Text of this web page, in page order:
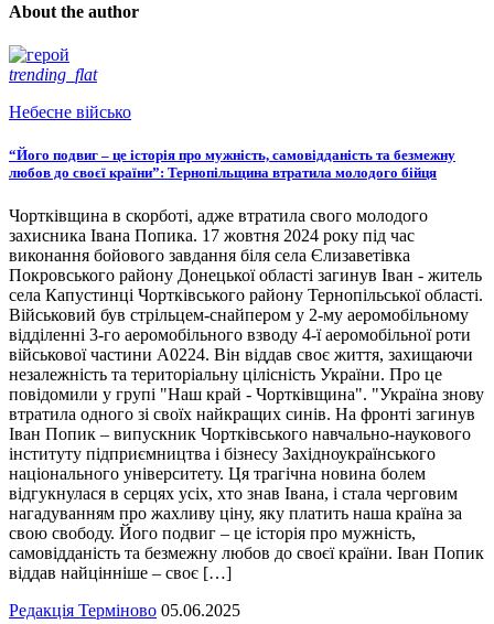
About the author
trending_flat
Небесне військо
“Його подвиг – це історія про мужність, самовідданість та безмежну
любов до своєї країни”: Тернопільщина втратила молодого бійця
Чортківщина в скорботі, адже втратила свого молодого
захисника Івана Попика. 17 жовтня 2024 року під час
виконання бойового завдання біля села Єлизаветівка
Покровського району Донецької області загинув Іван - житель
села Капустинці Чортківського району Тернопільської області.
Військовий був стрільцем-снайпером у 2-му аеромобільному
відділенні 3-го аеромобільного взводу 4-ї аеромобільної роти
військової частини А0224. Він віддав своє життя, захищаючи
незалежність та територіальну цілісність України. Про це
повідомили у групі "Наш край - Чортківщина". "Україна знову
втратила одного зі своїх найкращих синів. На фронті загинув
Іван Попик – випускник Чортківського навчально-наукового
інституту підприємництва і бізнесу Західноукраїнського
національного університету. Ця трагічна новина болем
відгукнулася в серцях усіх, хто знав Івана, і стала черговим
нагадуванням про жахливу ціну, яку платить наша країна за
свою свободу. Його подвиг – це історія про мужність,
самовідданість та безмежну любов до своєї країни. Іван Попик
віддав найцінніше – своє […]
Редакція Терміново 05.06.2025